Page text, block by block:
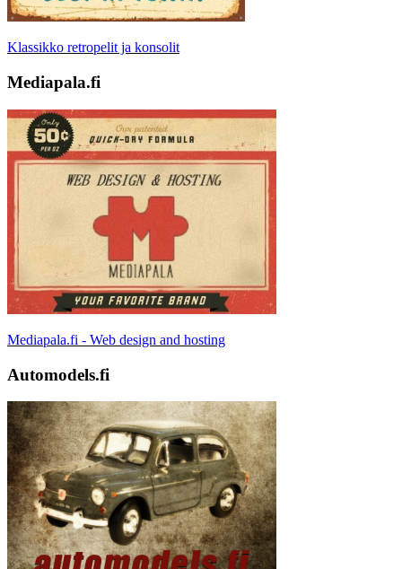
Klassikko retropelit ja konsolit
Mediapala.fi
Mediapala.fi - Web design and hosting
Automodels.fi